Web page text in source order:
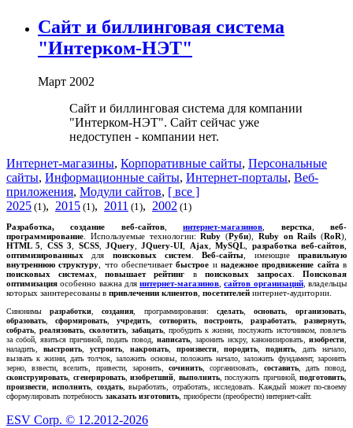
Сайт и биллинговая система
"Интерком-НЭТ"
Март 2002
Сайт и биллинговая система для компании
"Интерком-НЭТ". Сайт сейчас уже
недоступен - компании нет.
Интернет-магазины, Корпоративные сайты, Персональные
сайты, Информационные сайты, Интернет-порталы, Веб-
приложения, Модули сайтов, [ все ]
2025 (1), 2015 (1), 2011 (1), 2002 (1)
Разработка, создание веб-сайтов, интернет-магазинов верстка ,веб-
программирование . Используемые технологии:Ruby (Руби), Ruby on Rails (RoR),
HTML 5
CSS 3 SCSS,JQuery ,JQuery-UI Ajax MySQL разработка веб-сайтов
оптимизированных для поисковых систем .Веб-сайты , имеющиеправильную
внутреннюю структуру , что обеспечиваетбыстрое инадежное продвижение сайта в
поисковых системах ,повышает рейтинг в поисковых запросах .Поисковая
оптимизация особенно важна для интернет-магазинов ,сайтов организаций, владельцы
которых заинтересованы в привлечении клиентов посетителей интернет-аудитории.
Синонимыразработки ,создания , программирования: сделать, основать,организовать
образовать
сформировать, учредить, сотворить,построить ,разработать ,развернуть
собрать
реализовать, сколотить, забацать, пробудить к жизни, послужить источником, повлечь
за собой, явиться причиной, подать повод, написать , заронить искру, канонизировать, изобрести
наладить, выстроить, устроить, накропать, произвести,породить ,поднять , дать начало,
вызвать к жизни, дать толчок, заложить основы, положить начало, заложить фундамент, заронить
зерно, взвести, вселить, привести, заронить,сочинить , сорганизовать, составить, дать повод,
сконструировать
сгенерировать, изобретший выполнить, послужить причиной, подготовить
произвести ,исполнить создать, выработать, отработать, исследовать. Каждый может по-своему
сформулировать потребность заказать изготовить , приобрести (преобрести) интернет-сайт.
ESV Corp. © 12.2012-2026